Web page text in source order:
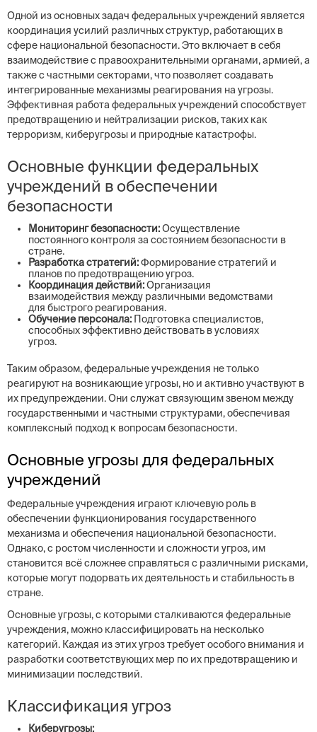
Одной из основных задач федеральных учреждений является
координация усилий различных структур, работающих в
сфере национальной безопасности. Это включает в себя
взаимодействие с правоохранительными органами, армией, а
также с частными секторами, что позволяет создавать
интегрированные механизмы реагирования на угрозы.
Эффективная работа федеральных учреждений способствует
предотвращению и нейтрализации рисков, таких как
терроризм, киберугрозы и природные катастрофы.
Основные функции федеральных
учреждений в обеспечении
безопасности
Мониторинг безопасности:Осуществление
постоянного контроля за состоянием безопасности в
стране.
Разработка стратегий:Формирование стратегий и
планов по предотвращению угроз.
Координация действий:Организация
взаимодействия между различными ведомствами
для быстрого реагирования.
Обучение персонала: Подготовка специалистов,
способных эффективно действовать в условиях
угроз.
Таким образом, федеральные учреждения не только
реагируют на возникающие угрозы, но и активно участвуют в
их предупреждении. Они служат связующим звеном между
государственными и частными структурами, обеспечивая
комплексный подход к вопросам безопасности.
Основные угрозы для федеральных
учреждений
Федеральные учреждения играют ключевую роль в
обеспечении функционирования государственного
механизма и обеспечения национальной безопасности.
Однако, с ростом численности и сложности угроз, им
становится всё сложнее справляться с различными рисками,
которые могут подорвать их деятельность и стабильность в
стране.
Основные угрозы, с которыми сталкиваются федеральные
учреждения, можно классифицировать на несколько
категорий. Каждая из этих угроз требует особого внимания и
разработки соответствующих мер по их предотвращению и
минимизации последствий.
Классификация угроз
Киберугрозы: